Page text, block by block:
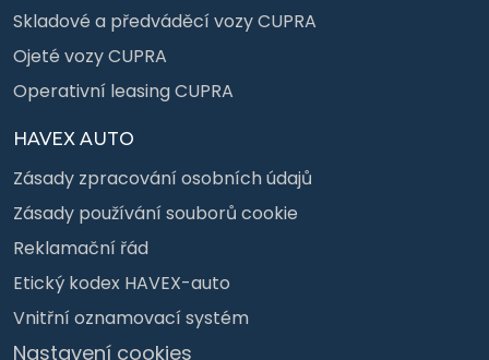
Skladové a předváděcí vozy CUPRA
Ojeté vozy CUPRA
Operativní leasing CUPRA
HAVEX AUTO
Zásady zpracování osobních údajů
Zásady používání souborů cookie
Reklamační řád
Etický kodex HAVEX-auto
Vnitřní oznamovací systém
Nastavení cookies